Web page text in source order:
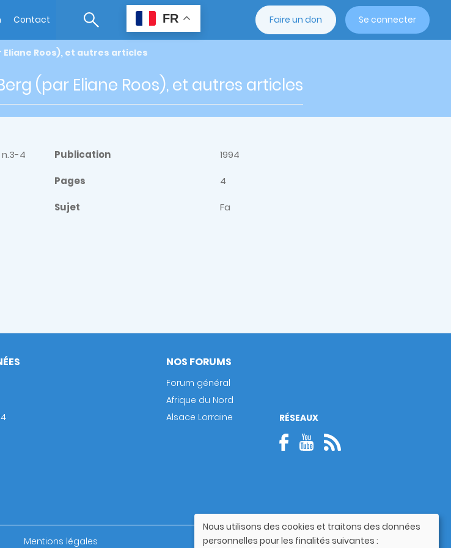
Contact FR Faire un don Se connecter
Eliane Roos), et autres articles
(par Eliane Roos), et autres articles
4 Publication 1994
Pages 4
Sujet Fa
NOS FORUMS
Forum général
Afrique du Nord
Alsace Lorraine
RÉSEAUX
bottom
Mentions légales Guide utilisateur
Utilisation
Nous utilisons des cookies et traitons des données
personnelles pour les finalités suivantes :